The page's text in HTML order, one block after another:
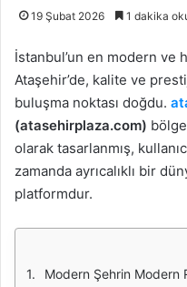
19 Şubat 2026 1 dakika
İstanbul’un en modern ve
Ataşehir’de, kalite ve
buluşma noktası doğdu.
(atasehirplaza.com)
olarak tasarlanmış,
zamanda ayrıcalıklı bir
platformdur.
Modern Şehrin Modern